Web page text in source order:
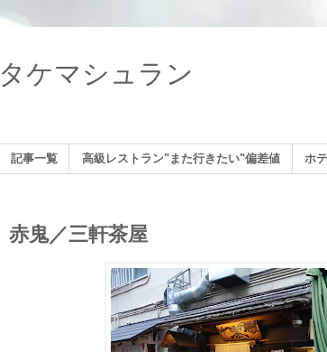
タケマシュラン
記事一覧 高級レストラン"また行きたい"偏差値 ホ
赤鬼／三軒茶屋